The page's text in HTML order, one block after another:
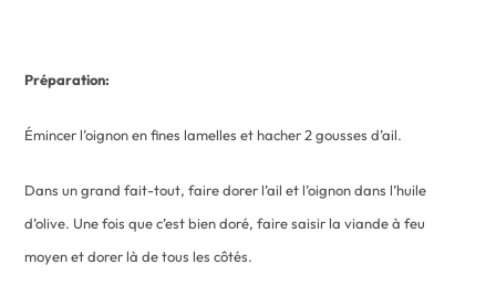
Préparation:
Émincer l’oignon en fines lamelles et hacher 2 gousses d’ail.
Dans un grand fait-tout, faire dorer l’ail et l’oignon dans l’huile
d’olive. Une fois que c’est bien doré, faire saisir la viande à feu
moyen et dorer là de tous les côtés.